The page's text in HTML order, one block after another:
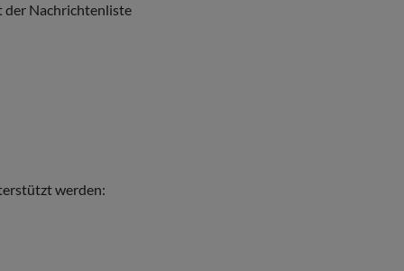
der Nachrichtenliste
werden: